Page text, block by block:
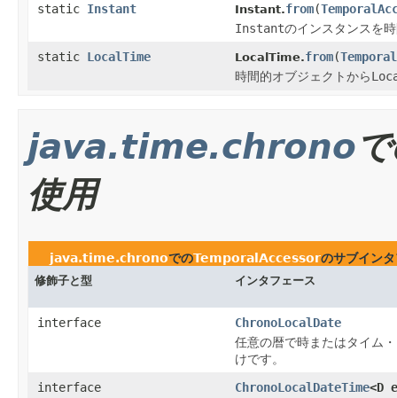
static Instant Instant.from(
Instantのインスタンスを
static LocalTime LocalTime.from(
時間的オブジェクトから
java.time.chrono
使用
java.time.chronoでのTemporalAccessorのサブイン
修飾子と型 インタフェース
interface
ChronoLocalDate
任意の暦で時またはタイム
けです。
interface
ChronoLocalDateTime<D